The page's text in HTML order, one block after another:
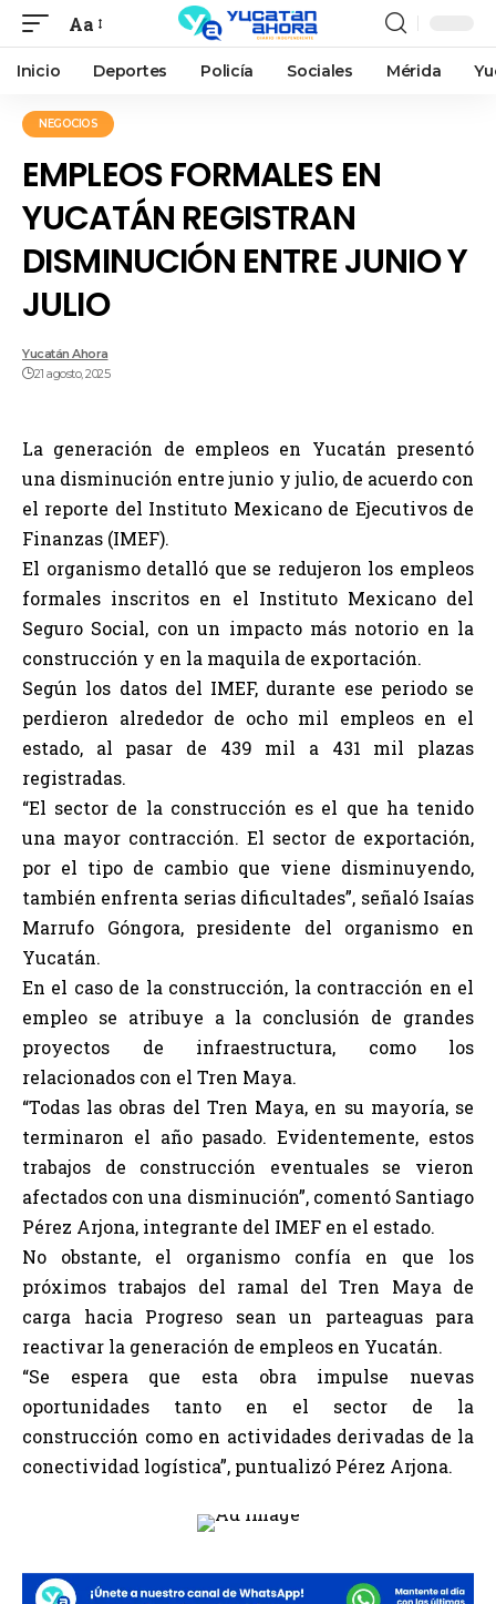
Aa
Inicio Deportes Policía Sociales Mérida
NEGOCIOS
EMPLEOS FORMALES EN
YUCATÁN REGISTRAN
DISMINUCIÓN ENTRE JUNIO Y
JULIO
Yucatán Ahora
21 agosto, 2025
La generación de empleos en Yucatán presentó
una disminución entre junio y julio, de acuerdo con
el reporte del Instituto Mexicano de Ejecutivos de
Finanzas (IMEF).
El organismo detalló que se redujeron los empleos
formales inscritos en el Instituto Mexicano del
Seguro Social, con un impacto más notorio en la
construcción y en la maquila de exportación.
Según los datos del IMEF, durante ese periodo se
perdieron alrededor de ocho mil empleos en el
estado, al pasar de 439 mil a 431 mil plazas
registradas.
“El sector de la construcción es el que ha tenido
una mayor contracción. El sector de exportación,
por el tipo de cambio que viene disminuyendo,
también enfrenta serias dificultades”, señaló Isaías
Marrufo Góngora, presidente del organismo en
Yucatán.
En el caso de la construcción, la contracción en el
empleo se atribuye a la conclusión de grandes
proyectos de infraestructura, como los
relacionados con el Tren Maya.
“Todas las obras del Tren Maya, en su mayoría, se
terminaron el año pasado. Evidentemente, estos
trabajos de construcción eventuales se vieron
afectados con una disminución”, comentó Santiago
Pérez Arjona, integrante del IMEF en el estado.
No obstante, el organismo confía en que los
próximos trabajos del ramal del Tren Maya de
carga hacia Progreso sean un parteaguas para
reactivar la generación de empleos en Yucatán.
“Se espera que esta obra impulse nuevas
oportunidades tanto en el sector de la
construcción como en actividades derivadas de la
conectividad logística”, puntualizó Pérez Arjona.